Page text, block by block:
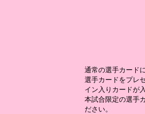
通常の選手カード
選手カードをプレ
イン入りカードが
本試合限定の選手
ださい。